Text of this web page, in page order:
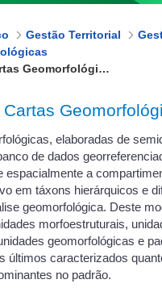
Gestão Territorial
Saiba Mais - Cartas Geomorfológicas
elaboradas de
de dados
espacialmente a
em táxons hierárquicos e
geomorfológica. Deste
morfoestruturais,
geomorfológicas e
últimos caracterizados
no padrão.